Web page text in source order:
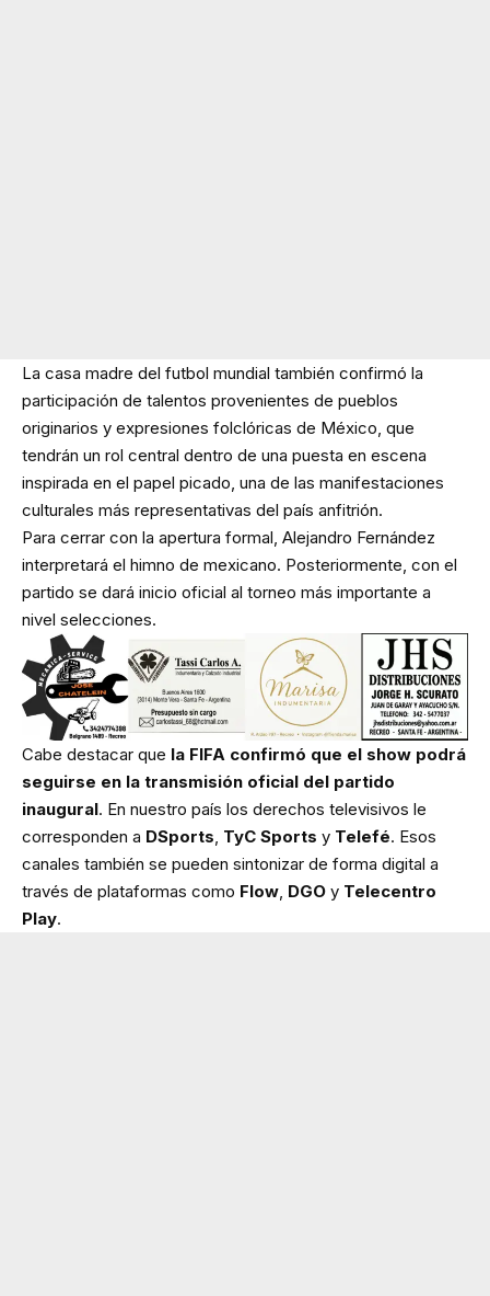
La casa madre del futbol mundial también confirmó la
participación de talentos provenientes de pueblos
originarios y expresiones folclóricas de México, que
tendrán un rol central dentro de una puesta en escena
inspirada en el papel picado, una de las manifestaciones
culturales más representativas del país anfitrión.
Para cerrar con la apertura formal, Alejandro Fernández
interpretará el himno de mexicano. Posteriormente, con el
partido se dará inicio oficial al torneo más importante a
nivel selecciones.
Cabe destacar que la FIFA confirmó que el show podrá
seguirse en la transmisión oficial del partido
inaugural. En nuestro país los derechos televisivos le
corresponden a DSports, TyC Sports y Telefé. Esos
canales también se pueden sintonizar de forma digital a
través de plataformas como Flow, DGO y Telecentro
Play.